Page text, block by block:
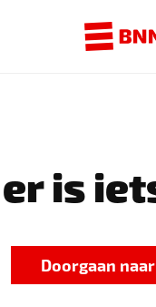
is
Doorgaan